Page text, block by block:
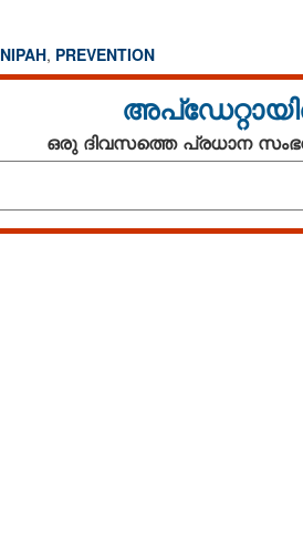
NIPAH, PREVENTION
ഒരു ദിവസത്തെ പ്രധാന